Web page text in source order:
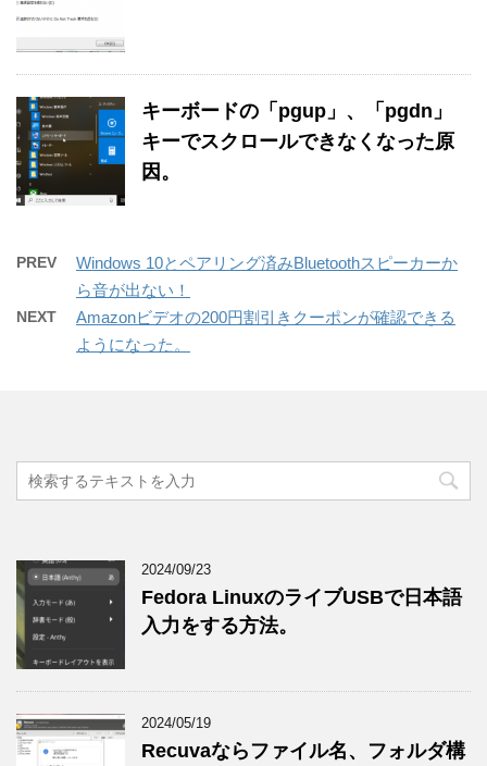
キーボードの「pgup」、「pgdn」
キーでスクロールできなくなった原
因。
PREV
Windows 10とペアリング済みBluetoothスピーカーか
ら音が出ない！
NEXT
Amazonビデオの200円割引きクーポンが確認できる
ようになった。
2024/09/23
Fedora LinuxのライブUSBで日本語
入力をする方法。
2024/05/19
Recuvaならファイル名、フォルダ構